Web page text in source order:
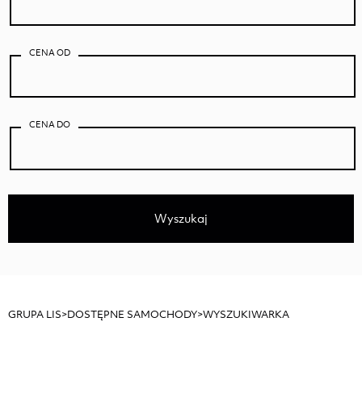
CENA OD
CENA DO
Wyszukaj
GRUPA LIS>DOSTĘPNE SAMOCHODY>WYSZUKIWARKA